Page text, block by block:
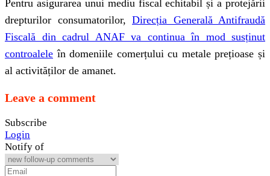
Pentru asigurarea unui mediu fiscal echitabil și a protejării
drepturilor consumatorilor, Direcția Generală Antifraudă
Fiscală din cadrul ANAF va continua în mod susținut
controalele în domeniile comerțului cu metale prețioase și
al activităților de amanet.
Leave a comment
Subscribe
Login
Notify of